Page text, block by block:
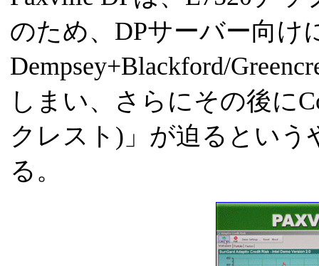
のため、DPサーバー向け
Dempsey+Blackford/
しまい、さらにその後に
クレスト)」が迫るとい
る。